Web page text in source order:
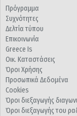
Πρόγραμμα
Συχνότητες
Δελτία τύπου
Επικοινωνία
Greece Is
Οικ. Καταστάσεις
Όροι Χρήσης
Προσωπικά Δεδομένα
Cookies
Όροι διεξαγωγής
Όροι διεξαγωγής του